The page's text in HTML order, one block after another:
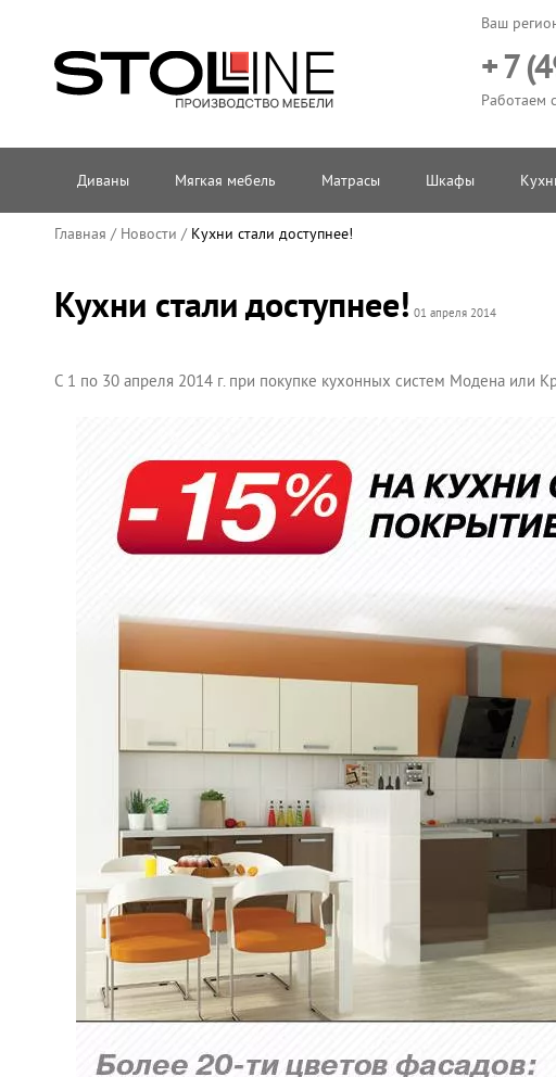
Ваш
+ 7
Работаем
Диваны Мягкая мебель Матрасы Шкафы
Главная / Новости / Кухни стали доступнее!
Кухни стали доступнее! 01 апреля 2014
С 1 по 30 апреля 2014 г. при покупке кухонных систем Модена или